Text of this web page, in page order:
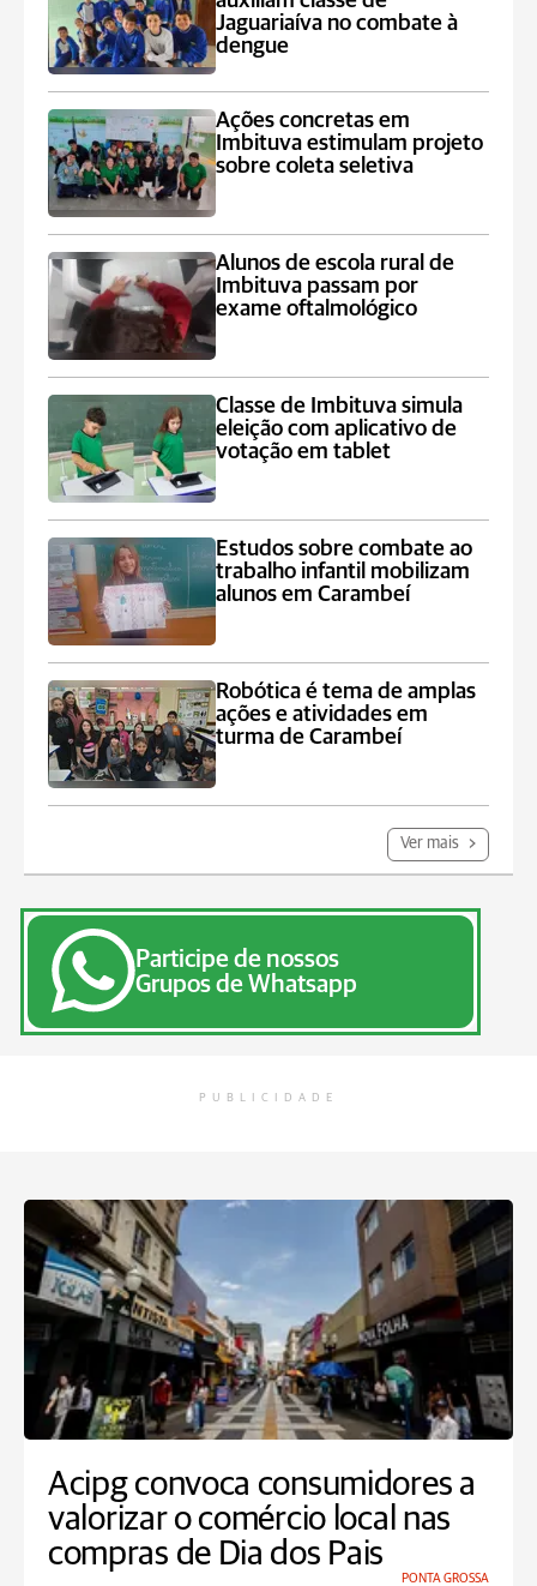
Jaguariaíva no combate à
dengue
Ações concretas em
Imbituva estimulam projeto
sobre coleta seletiva
Alunos de escola rural de
Imbituva passam por
exame oftalmológico
Classe de Imbituva simula
eleição com aplicativo de
votação em tablet
Estudos sobre combate ao
trabalho infantil mobilizam
alunos em Carambeí
Robótica é tema de amplas
ações e atividades em
turma de Carambeí
Ver mais
Participe de nossos
Grupos de Whatsapp
PUBLICIDADE
Acipg convoca consumidores a
valorizar o comércio local nas
compras de Dia dos Pais
PONTA GROSSA